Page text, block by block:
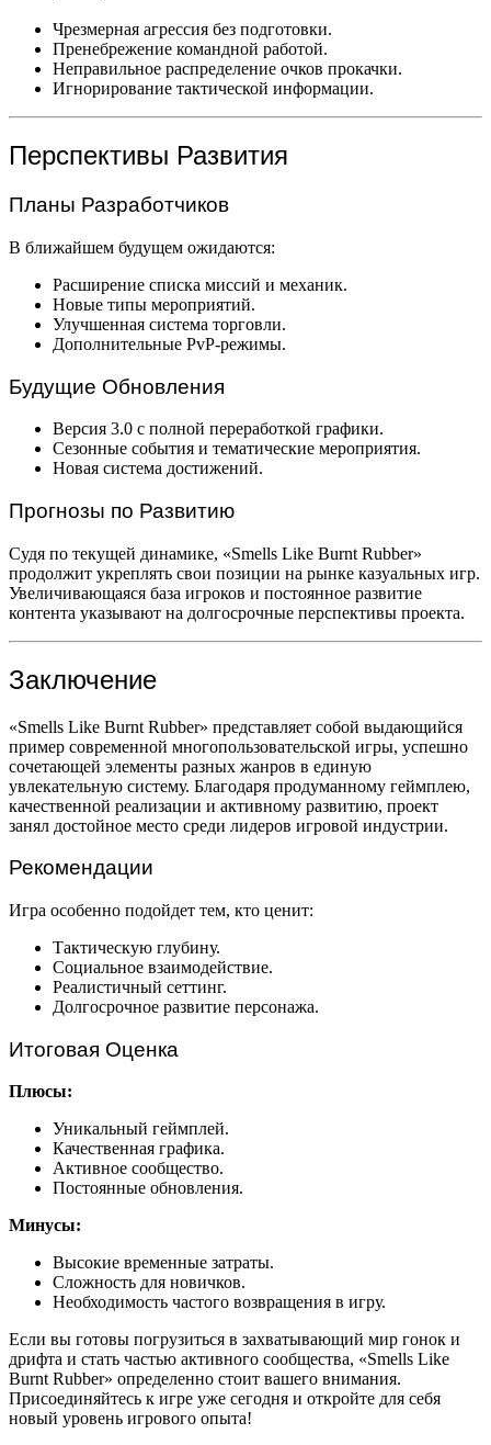
Чрезмерная агрессия без подготовки.
Пренебрежение командной работой.
Неправильное распределение очков прокачки.
Игнорирование тактической информации.
Перспективы Развития
Планы Разработчиков
В ближайшем будущем ожидаются:
Расширение списка миссий и механик.
Новые типы мероприятий.
Улучшенная система торговли.
Дополнительные PvP-режимы.
Будущие Обновления
Версия 3.0 с полной переработкой графики.
Сезонные события и тематические мероприятия.
Новая система достижений.
Прогнозы по Развитию
Судя по текущей динамике, «Smells Like Burnt Rubber»
продолжит укреплять свои позиции на рынке казуальных игр.
Увеличивающаяся база игроков и постоянное развитие
контента указывают на долгосрочные перспективы проекта.
Заключение
«Smells Like Burnt Rubber» представляет собой выдающийся
пример современной многопользовательской игры, успешно
сочетающей элементы разных жанров в единую
увлекательную систему. Благодаря продуманному геймплею,
качественной реализации и активному развитию, проект
занял достойное место среди лидеров игровой индустрии.
Рекомендации
Игра особенно подойдет тем, кто ценит:
Тактическую глубину.
Социальное взаимодействие.
Реалистичный сеттинг.
Долгосрочное развитие персонажа.
Итоговая Оценка
Плюсы:
Уникальный геймплей.
Качественная графика.
Активное сообщество.
Постоянные обновления.
Минусы:
Высокие временные затраты.
Сложность для новичков.
Необходимость частого возвращения в игру.
Если вы готовы погрузиться в захватывающий мир гонок и
дрифта и стать частью активного сообщества, «Smells Like
Burnt Rubber» определенно стоит вашего внимания.
Присоединяйтесь к игре уже сегодня и откройте для себя
новый уровень игрового опыта!